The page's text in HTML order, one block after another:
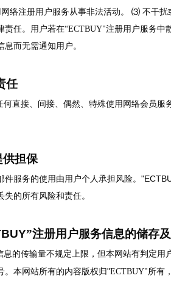
络注册用户服务从事非法活动。 ⑶ 不干扰
责任。用户若在“ECTBUY"注册用户服务
息而无需通知用户。
任
何直接、间接、偶然、特殊使用网络会员
供担保
件服务的使用由用户个人承担风险。
失的所有风险和责任。
”注册用户服务信息的储存
息的传输量不规定上限，但本网站有判定用
。本网站所有的内容版权归"ECTBUY"所有